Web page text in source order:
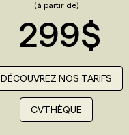
(à partir de)
299$
DÉCOUVREZ NOS TARIFS
CVTHÈQUE